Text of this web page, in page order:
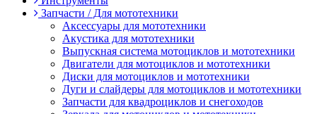
Запчасти / Для мототехники
Аксессуары для мототехники
Акустика для мототехники
Выпускная система мотоциклов и мототехники
Двигатели для мотоциклов и мототехники
Диски для мотоциклов и мототехники
Дуги и слайдеры для мотоциклов и мототехники
Запчасти для квадроциклов и снегоходов